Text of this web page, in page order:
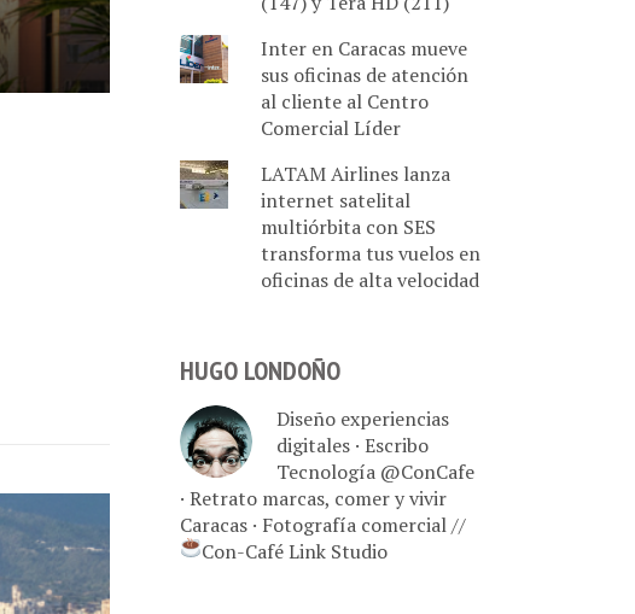
Inter en Caracas mueve
sus oficinas de atención
al cliente al Centro
Comercial Líder
LATAM Airlines lanza
internet satelital
multiórbita con SES
transforma tus vuelos en
oficinas de alta velocidad
HUGO LONDOÑO
Diseño experiencias
digitales · Escribo
Tecnología @ConCafe
· Retrato marcas, comer y vivir
Caracas · Fotografía comercial //
Con-Café Link Studio